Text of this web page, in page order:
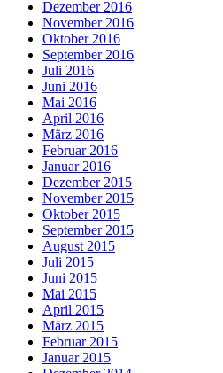
Dezember 2016
November 2016
Oktober 2016
September 2016
Juli 2016
Juni 2016
Mai 2016
April 2016
März 2016
Februar 2016
Januar 2016
Dezember 2015
November 2015
Oktober 2015
September 2015
August 2015
Juli 2015
Juni 2015
Mai 2015
April 2015
März 2015
Februar 2015
Januar 2015